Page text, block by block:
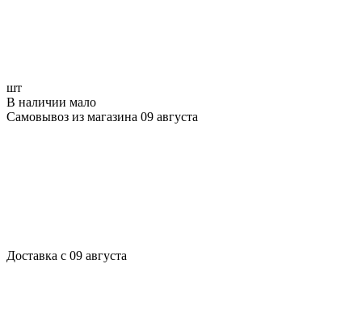
шт
В наличии мало
Самовывоз из магазина 09 августа
Доставка с 09 августа